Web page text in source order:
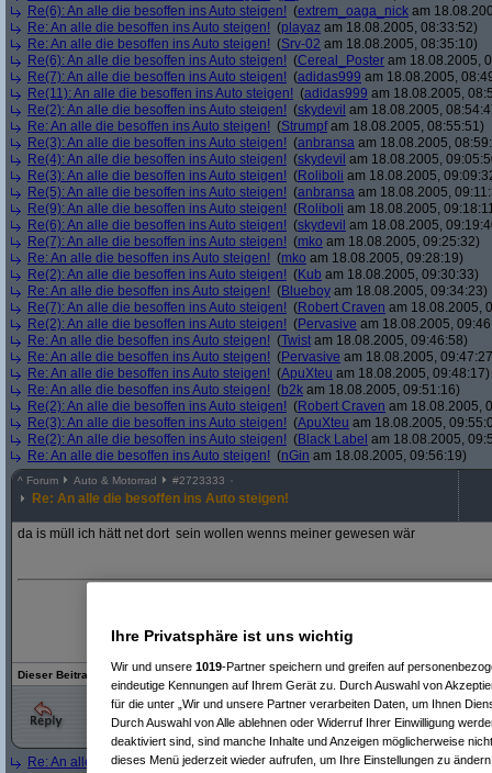
Re(6): An alle die besoffen ins Auto steigen! (extrem_oaga_nick am
Re: An alle die besoffen ins Auto steigen! (playaz am 18.08.2005, 08:33:52)
Re: An alle die besoffen ins Auto steigen! (Srv-02 am 18.08.2005, 08:35:10)
Re(6): An alle die besoffen ins Auto steigen! (Cereal_Poster am 18.08.2005,
Re(7): An alle die besoffen ins Auto steigen! (adidas999 am 18.08.2005,
Re(11): An alle die besoffen ins Auto steigen! (adidas999 am 18.08.2005,
Re(2): An alle die besoffen ins Auto steigen! (skydevil am 18.08.2005,
Re: An alle die besoffen ins Auto steigen! (Strumpfam 18.08.2005, 08:55:51)
Re(3): An alle die besoffen ins Auto steigen! (anbransa am 18.08.2005,
Re(4): An alle die besoffen ins Auto steigen! (skydevil am 18.08.2005,
Re(3): An alle die besoffen ins Auto steigen! (Roliboli am 18.08.2005,
Re(5): An alle die besoffen ins Auto steigen! (anbransa am 18.08.2005,
Re(9): An alle die besoffen ins Auto steigen! (Roliboli am 18.08.2005,
Re(6): An alle die besoffen ins Auto steigen! (skydevil am 18.08.2005,
Re(7): An alle die besoffen ins Auto steigen! (mko am 18.08.2005, 09:25:32)
Re: An alle die besoffen ins Auto steigen! (mko am 18.08.2005, 09:28:19)
Re(2): An alle die besoffen ins Auto steigen! (Kub am 18.08.2005, 09:30:33)
Re: An alle die besoffen ins Auto steigen! (Blueboy am 18.08.2005, 09:34:23)
Re(7): An alle die besoffen ins Auto steigen! (Robert Craven am 18.08.2005,
Re(2): An alle die besoffen ins Auto steigen! (Pervasive am 18.08.2005,
Re: An alle die besoffen ins Auto steigen! (Twist am 18.08.2005, 09:46:58)
Re: An alle die besoffen ins Auto steigen! (Pervasive am 18.08.2005,
Re: An alle die besoffen ins Auto steigen! (ApuXteu am 18.08.2005, 09:48:17)
Re: An alle die besoffen ins Auto steigen! (b2k am 18.08.2005, 09:51:16)
Re(2): An alle die besoffen ins Auto steigen! (Robert Craven am 18.08.2005,
Re(3): An alle die besoffen ins Auto steigen! (ApuXteu am 18.08.2005,
Re(2): An alle die besoffen ins Auto steigen! (Black Label am 18.08.2005,
Re: An alle die besoffen ins Auto steigen! (nGin am 18.08.2005, 09:56:19)
^ Forum Auto & Motorrad #2723333
Re: An alle die besoffen ins Auto steigen!
da is müll ich hätt net dort sein wollen wenns meiner gewesen wär
Dieser Beitrag bezieht sich auf eineältere Versiondes beantworteten Postings!
Re: An alle die besoffen ins Auto steigen!(KarlToffel am 18.08.2005, 10:11:21)
Ihre Privatsphäre ist uns wichtig
Wir und unsere 1019-Partner speichern und greifen auf
eindeutige Kennungen auf Ihrem Gerät zu. Durch Auswahl von
für die unter „Wir und unsere Partner verarbeiten Daten, um Ihnen
Durch Auswahl von Alle ablehnen oder Widerruf Ihrer Einwilligung
deaktiviert sind, sind manche Inhalte und Anzeigen möglicherweise
dieses Menü jederzeit wieder aufrufen, um Ihre Einstellungen zu